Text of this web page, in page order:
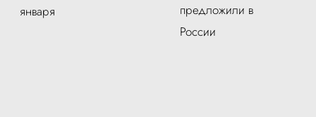
января
предложили в
России